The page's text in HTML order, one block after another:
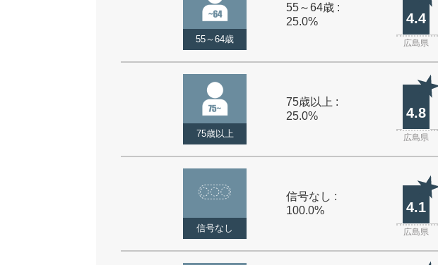
55～64歳
55～64歳 :
25.0%
4.4
広島県
75歳以上
75歳以上 :
25.0%
4.8
広島県
信号なし
信号なし :
100.0%
4.1
広島県